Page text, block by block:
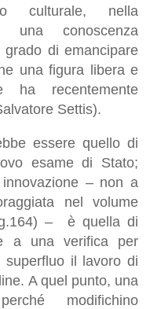
culturale, nella
una conoscenza
di emancipare
una figura libera e
ha recentemente
Settis).
essere quello di
esame di Stato;
– non a
nel volume
– è quella di
a una verifica per
superfluo il lavoro di
A quel punto, una
modifichino